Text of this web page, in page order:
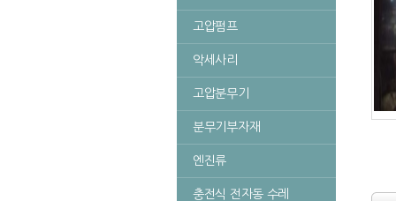
고압펌프
악세사리
고압분무기
분무기부자재
엔진류
충전식 전자동 수레